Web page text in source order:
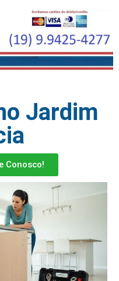
Jardim
Conosco!